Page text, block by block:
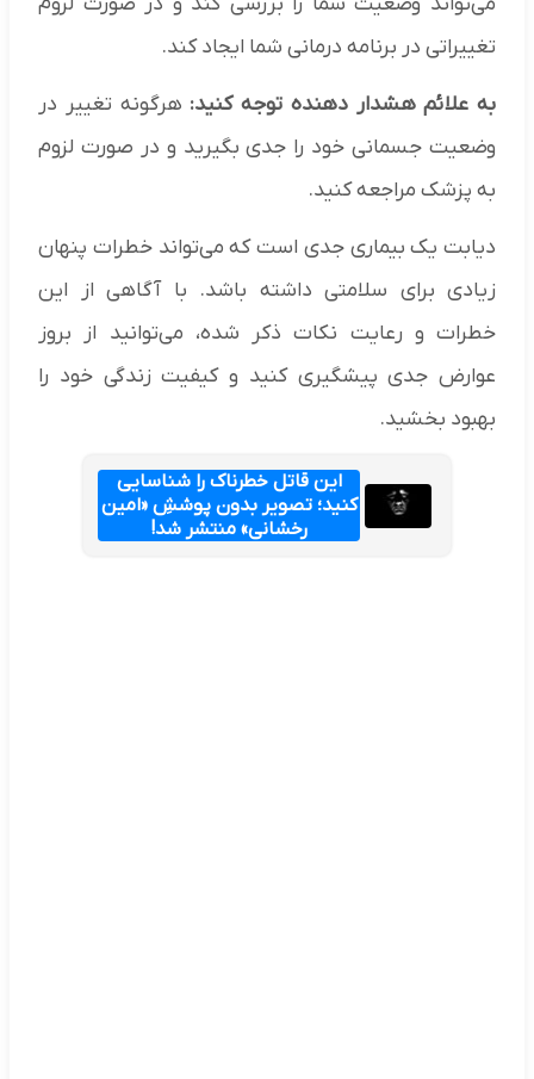
تغییراتی در برنامه درمانی شما ایجاد کند.
به علائم هشدار دهنده توجه کنید: هرگونه تغییر در
وضعیت جسمانی خود را جدی بگیرید و در صورت لزوم
به پزشک مراجعه کنید.
دیابت یک بیماری جدی است که می‌تواند خطرات پنهان
زیادی برای سلامتی داشته باشد. با آگاهی از این
خطرات و رعایت نکات ذکر شده، می‌توانید از بروز
عوارض جدی پیشگیری کنید و کیفیت زندگی خود را
بهبود بخشید.
این قاتل خطرناک را شناسایی
کنید؛ تصویر بدون پوششِ «امین
رخشانی» منتشر شد!